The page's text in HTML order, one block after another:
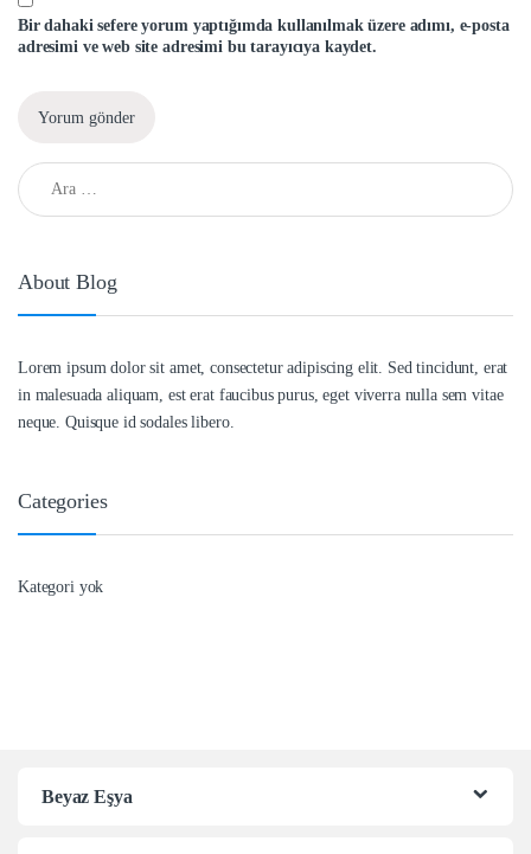
Bir dahaki sefere yorum yaptığımda kullanılmak üzere adımı, e-posta
adresimi ve web site adresimi bu tarayıcıya kaydet.
Arama:
About Blog
Lorem ipsum dolor sit amet, consectetur adipiscing elit. Sed tincidunt, erat
in malesuada aliquam, est erat faucibus purus, eget viverra nulla sem vitae
neque. Quisque id sodales libero.
Categories
Kategori yok
Beyaz Eşya